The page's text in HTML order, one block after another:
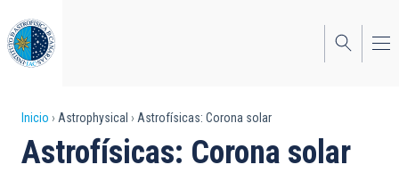
al
contenido
principal
Sobrescribir
enlaces
Inicio Astrophysical Astrofísicas: Corona solar
Astrofísicas: Corona solar